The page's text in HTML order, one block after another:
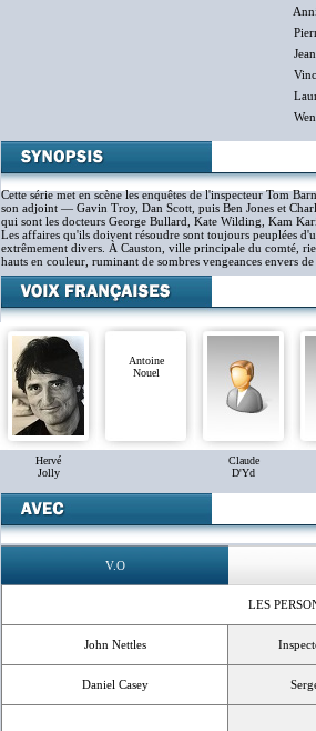
Annie
Pierre
Jean-
Vincent
Laurence
Wendy
Cette série met en scène les enquêtes de l'inspecteur Tom
son adjoint — Gavin Troy, Dan Scott, puis Ben Jones et
qui sont les docteurs George Bullard, Kate Wilding, Kam
Les affaires qu'ils doivent résoudre sont toujours peuplées
extrêmement divers. À Causton, ville principale du comté,
hauts en couleur, ruminant de sombres vengeances envers
Hervé
Jolly
Antoine
Nouel
Claude
D'Yd
V.O
LES
John Nettles
Daniel Casey